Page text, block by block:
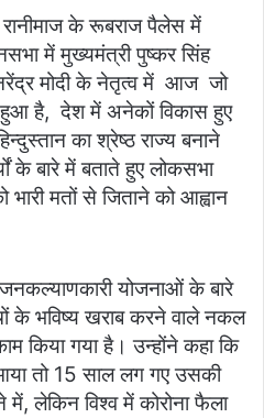
रानीमाज के रूबराज पैलेस में
में मुख्यमंत्री पुष्कर सिंह
नरेंद्र मोदी के नेतृत्व में आज जो
हुआ है, देश में अनेकों विकास हुए
का श्रेष्ठ राज्य बनाने
के बारे में बताते हुए लोकसभा
भारी मतों से जिताने को आह्वान
योजनाओं के बारे
के भविष्य खराब करने वाले नकल
किया गया है। उन्होंने कहा कि
तो 15 साल लग गए उसकी
में, लेकिन विश्व में कोरोना फैला